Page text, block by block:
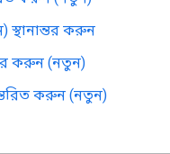
স্থানান্তর করুন
করুন (নতুন)
করুন (নতুন)